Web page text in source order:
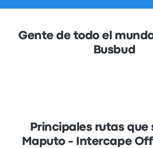
Gente de todo el
Busbud
Principales rutas que
Maputo - Intercape